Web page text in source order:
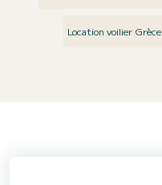
Location voilier Grèce